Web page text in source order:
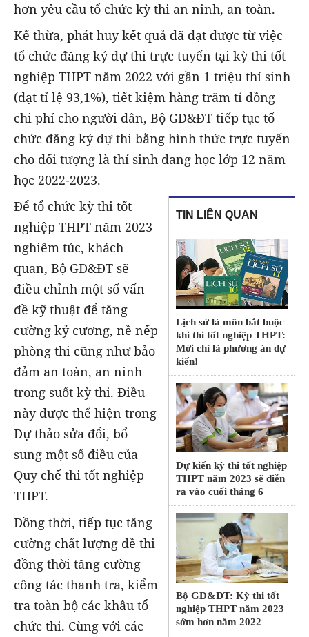
hơn yêu cầu tổ chức kỳ thi an ninh, an toàn.
Kế thừa, phát huy kết quả đã đạt được từ việc
tổ chức đăng ký dự thi trực tuyến tại kỳ thi tốt
nghiệp THPT năm 2022 với gần 1 triệu thí sinh
(đạt tỉ lệ 93,1%), tiết kiệm hàng trăm tỉ đồng
chi phí cho người dân, Bộ GD&ĐT tiếp tục tổ
chức đăng ký dự thi bằng hình thức trực tuyến
cho đối tượng là thí sinh đang học lớp 12 năm
học 2022-2023.
TIN LIÊN QUAN
Lịch sử là môn bắt buộc
khi thi tốt nghiệp THPT:
Mới chỉ là phương án dự
kiến!
Dự kiến kỳ thi tốt nghiệp
THPT năm 2023 sẽ diễn
ra vào cuối tháng 6
Bộ GD&ĐT: Kỳ thi tốt
nghiệp THPT năm 2023
sớm hơn năm 2022
Để tổ chức kỳ thi tốt
nghiệp THPT năm 2023
nghiêm túc, khách
quan, Bộ GD&ĐT sẽ
điều chỉnh một số vấn
đề kỹ thuật để tăng
cường kỷ cương, nề nếp
phòng thi cũng như bảo
đảm an toàn, an ninh
trong suốt kỳ thi. Điều
này được thể hiện trong
Dự thảo sửa đổi, bổ
sung một số điều của
Quy chế thi tốt nghiệp
THPT.
Đồng thời, tiếp tục tăng
cường chất lượng đề thi
đồng thời tăng cường
công tác thanh tra, kiểm
tra toàn bộ các khâu tổ
chức thi. Cùng với các